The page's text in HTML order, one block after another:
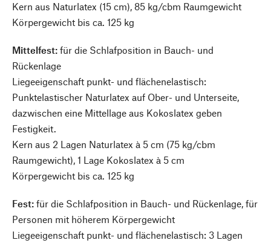
Kern aus Naturlatex (15 cm), 85 kg/cbm Raumgewicht
Körpergewicht bis ca. 125 kg
Mittelfest: für die Schlafposition in Bauch- und
Rückenlage
Liegeeigenschaft punkt- und flächenelastisch:
Punktelastischer Naturlatex auf Ober- und Unterseite,
dazwischen eine Mittellage aus Kokoslatex geben
Festigkeit.
Kern aus 2 Lagen Naturlatex à 5 cm (75 kg/cbm
Raumgewicht), 1 Lage Kokoslatex à 5 cm
Körpergewicht bis ca. 125 kg
Fest: für die Schlafposition in Bauch- und Rückenlage, für
Personen mit höherem Körpergewicht
Liegeeigenschaft punkt- und flächenelastisch: 3 Lagen